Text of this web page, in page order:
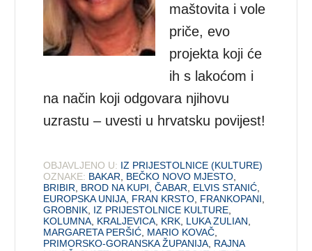
maštovita i vole
priče, evo
projekta koji će
ih s lakoćom i
na način koji odgovara njihovu
uzrastu – uvesti u hrvatsku povijest!
OBJAVLJENO U: IZ PRIJESTOLNICE (KULTURE)
OZNAKE: BAKAR BEČKO NOVO MJESTO
BRIBIR
BROD NA KUPI ,ČABAR ELVIS STANIĆ
EUROPSKA UNIJA FRAN KRSTO FRANKOPANI
GROBNIK IZ PRIJESTOLNICE KULTURE
KOLUMNA KRALJEVICA KRK LUKA ZULIAN
MARGARETA PERŠIĆ MARIO KOVAČ
PRIMORSKO-GORANSKA ŽUPANIJA RAJNA